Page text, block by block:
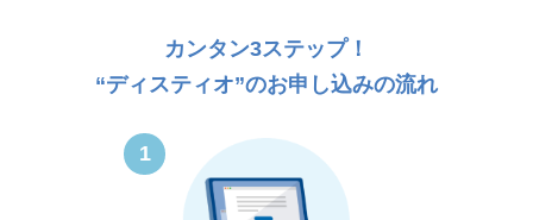
カンタン3ステップ！
“ディスティオ”のお申し込みの流れ
1